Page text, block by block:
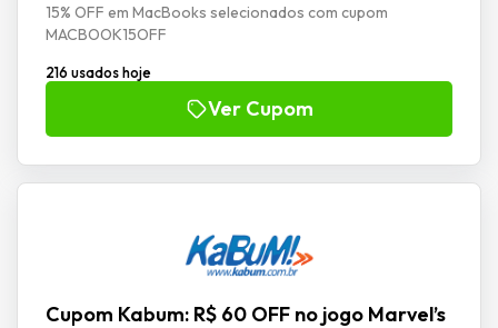
15% OFF em MacBooks selecionados com cupom
MACBOOK15OFF
216 usados hoje
Ver Cupom
Cupom Kabum: R$ 60 OFF no jogo Marvel’s